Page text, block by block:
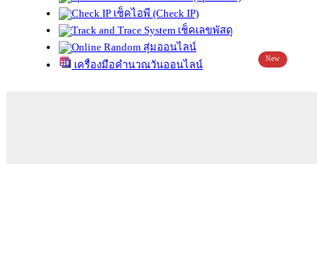
เช็คไอพี (Check IP)
เช็คเลขพัสดุ
สุ่มออนไลน์
เครื่องมือคำนวณวันออนไลน์
New